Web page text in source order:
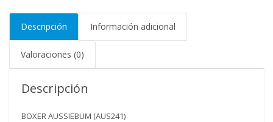
Descripción Información adicional
Valoraciones (0)
Descripción
BOXER AUSSIEBUM (AUS241)